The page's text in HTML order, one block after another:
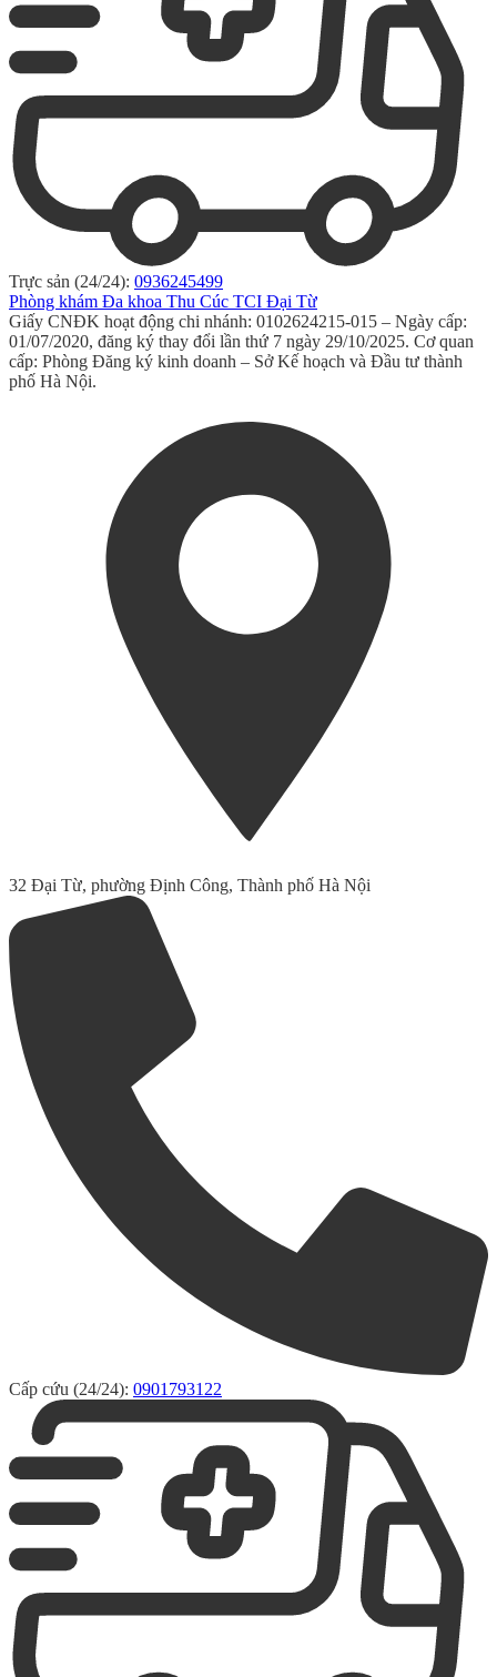
Trực sản (24/24): 0936245499
Phòng khám Đa khoa Thu Cúc TCI Đại Từ
Giấy CNĐK hoạt động chi nhánh: 0102624215-015 – Ngày cấp:
01/07/2020, đăng ký thay đổi lần thứ 7 ngày 29/10/2025. Cơ quan
cấp: Phòng Đăng ký kinh doanh – Sở Kế hoạch và Đầu tư thành
phố Hà Nội.
32 Đại Từ, phường Định Công, Thành phố Hà Nội
Cấp cứu (24/24): 0901793122